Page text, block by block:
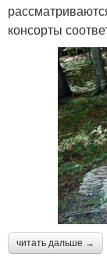
консорты
читать дальше →